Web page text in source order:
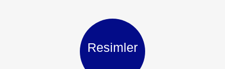
Resimler